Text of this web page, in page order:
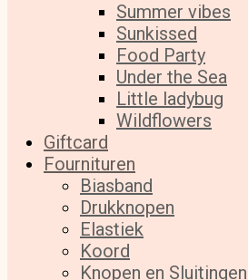
Summer vibes
Sunkissed
Food Party
Under the Sea
Little ladybug
Wildflowers
Giftcard
Fournituren
Biasband
Drukknopen
Elastiek
Koord
Knopen en Sluitingen